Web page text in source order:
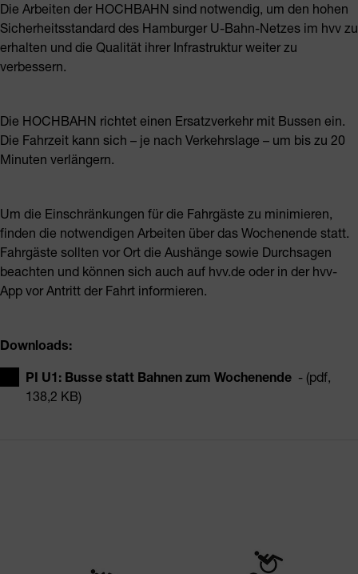
Die Arbeiten der HOCHBAHN sind notwendig, um den hohen
Sicherheitsstandard des Hamburger U-Bahn-Netzes im hvv zu
erhalten und die Qualität ihrer Infrastruktur weiter zu
verbessern.
Die HOCHBAHN richtet einen Ersatzverkehr mit Bussen ein.
Die Fahrzeit kann sich – je nach Verkehrslage – um bis zu 20
Minuten verlängern.
Um die Einschränkungen für die Fahrgäste zu minimieren,
finden die notwendigen Arbeiten über das Wochenende statt.
Fahrgäste sollten vor Ort die Aushänge sowie Durchsagen
beachten und können sich auch auf hvv.de oder in der hvv-
App vor Antritt der Fahrt informieren.
Downloads:
PI U1: Busse statt Bahnen zum Wochenende - (pdf,
138,2 KB)